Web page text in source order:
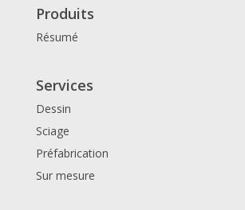
Produits
Résumé
Services
Dessin
Sciage
Préfabrication
Sur mesure